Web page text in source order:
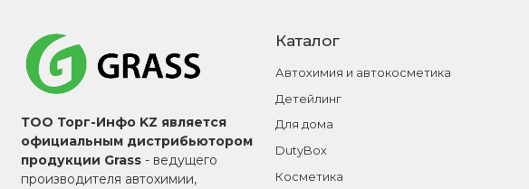
ТОО Торг-Инфо KZ является
официальным дистрибьютором
продукции Grass- ведущего
производителя автохимии,
Каталог
Автохимия и автокосметика
Детейлинг
Для дома
DutyBox
Косметика